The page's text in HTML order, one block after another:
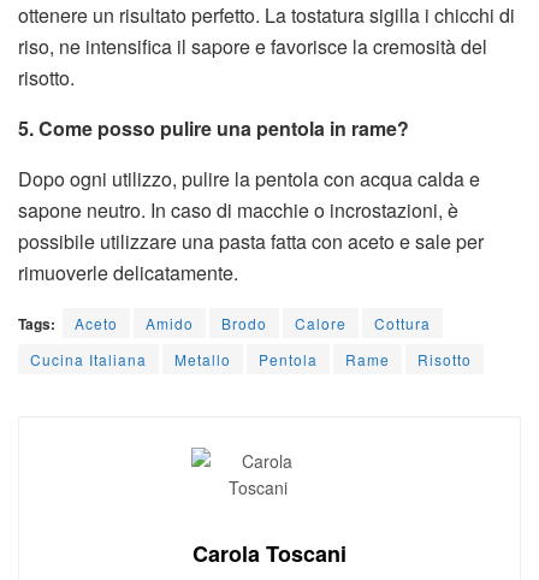
ottenere un risultato perfetto. La tostatura sigilla i chicchi di
riso, ne intensifica il sapore e favorisce la cremosità del
risotto.
5. Come posso pulire una pentola in rame?
Dopo ogni utilizzo, pulire la pentola con acqua calda e
sapone neutro. In caso di macchie o incrostazioni, è
possibile utilizzare una pasta fatta con aceto e sale per
rimuoverle delicatamente.
Tags: Aceto Amido Brodo Calore
Cottura
Cucina Italiana
Metallo Pentola Rame Risotto
Carola Toscani